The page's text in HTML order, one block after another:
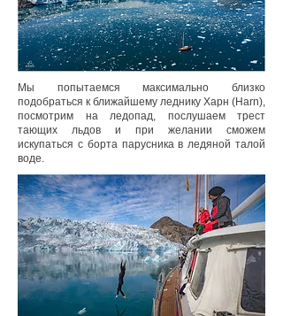
Мы попытаемся максимально близко
подобраться к ближайшему леднику Харн (Harn),
посмотрим на ледопад, послушаем трест
тающих льдов и при желании сможем
искупаться с борта парусника в ледяной талой
воде.